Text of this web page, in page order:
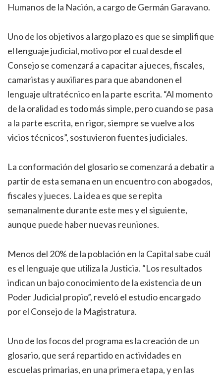
Humanos de la Nación, a cargo de Germán Garavano.
Uno de los objetivos a largo plazo es que se simplifique
el lenguaje judicial, motivo por el cual desde el
Consejo se comenzará a capacitar a jueces, fiscales,
camaristas y auxiliares para que abandonen el
lenguaje ultratécnico en la parte escrita. “Al momento
de la oralidad es todo más simple, pero cuando se pasa
a la parte escrita, en rigor, siempre se vuelve a los
vicios técnicos”, sostuvieron fuentes judiciales.
La conformación del glosario se comenzará a debatir a
partir de esta semana en un encuentro con abogados,
fiscales y jueces. La idea es que se repita
semanalmente durante este mes y el siguiente,
aunque puede haber nuevas reuniones.
Menos del 20% de la población en la Capital sabe cuál
es el lenguaje que utiliza la Justicia. “Los resultados
indican un bajo conocimiento de la existencia de un
Poder Judicial propio”, reveló el estudio encargado
por el Consejo de la Magistratura.
Uno de los focos del programa es la creación de un
glosario, que será repartido en actividades en
escuelas primarias, en una primera etapa, y en las